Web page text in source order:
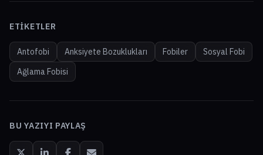
ETIKETLER
Antofobi Anksiyete Bozuklukları Fobiler
Sosyal Fobi
Ağlama Fobisi
BU YAZIYI PAYLAŞ